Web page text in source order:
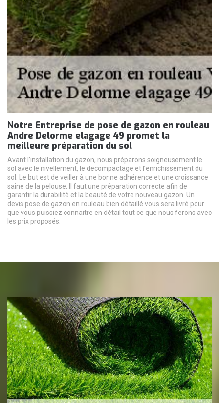
Notre Entreprise de pose de gazon en rouleau
Andre Delorme elagage 49 promet la
meilleure préparation du sol
Avant l’installation du gazon, nous préparons soigneusement le
sol avec le nivellement, le décompactage et l’enrichissement du
sol. Le but est de veiller à une bonne adhérence et une croissance
saine de la pelouse. Il faut une préparation correcte afin de
garantir la durabilité et la beauté de votre nouveau gazon. Un
devis pose de gazon en rouleau bien détaillé vous sera livré pour
que vous puissiez connaitre en détail tout ce que nous ferons avec
les prix proposés.